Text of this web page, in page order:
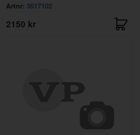
Artnr: 3517102
2150 kr